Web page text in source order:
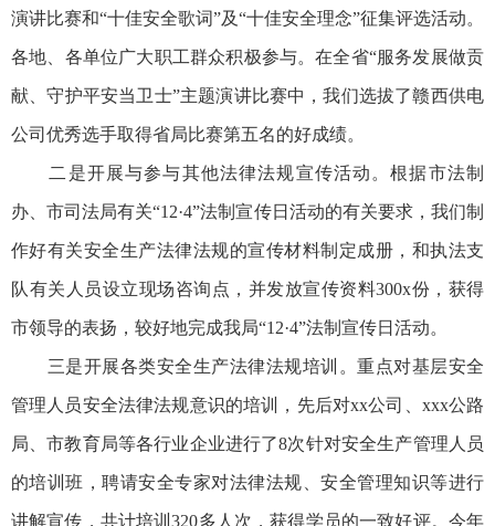
演讲比赛和“十佳安全歌词”及“十佳安全理念”征集评选活动。
各地、各单位广大职工群众积极参与。在全省“服务发展做贡
献、守护平安当卫士”主题演讲比赛中，我们选拔了赣西供电
公司优秀选手取得省局比赛第五名的好成绩。
二是开展与参与其他法律法规宣传活动。根据市法制
办、市司法局有关“12·4”法制宣传日活动的有关要求，我们制
作好有关安全生产法律法规的宣传材料制定成册，和执法支
队有关人员设立现场咨询点，并发放宣传资料300x份，获得
市领导的表扬，较好地完成我局“12·4”法制宣传日活动。
三是开展各类安全生产法律法规培训。重点对基层安全
管理人员安全法律法规意识的培训，先后对xx公司、xxx公路
局、市教育局等各行业企业进行了8次针对安全生产管理人员
的培训班，聘请安全专家对法律法规、安全管理知识等进行
讲解宣传，共计培训320多人次，获得学员的一致好评。今年